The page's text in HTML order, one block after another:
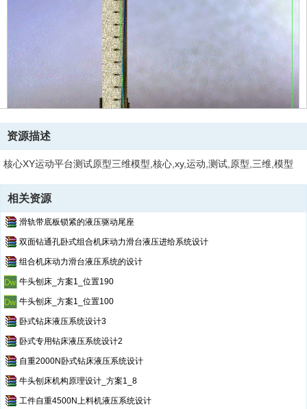
Untitled1.JPG--点击预览
Untitled2.JPG--点击预览
Untitled3.JPG--点击预览
Untitled4.JPG--点击预览
X Pulley mount L.SLDPRT
X Pulley mount R.SLDPRT
Ремень3-2.sldprt
资源描述
核心XY运动平台测试原型三维模型,核心,xy,运动,测试,原型,三维,模型
相关资源
滑轨带底板锁紧的液压驱动尾座
双面钻通孔卧式组合机床动力滑台液压进给系统设计
组合机床动力滑台液压系统的设计
牛头刨床_方案1_位置190
牛头刨床_方案1_位置100
卧式钻床液压系统设计3
卧式专用钻床液压系统设计2
自重2000N卧式钻床液压系统设计
牛头刨床机构原理设计_方案1_8
工件自重4500N上料机液压系统设计